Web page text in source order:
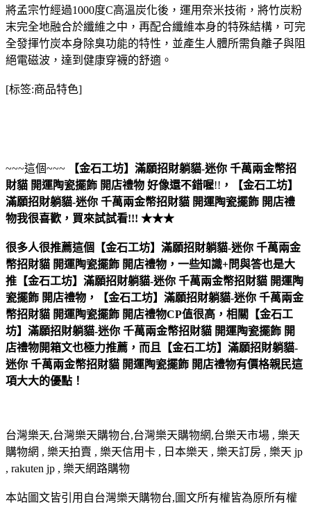
將孟宗竹經過1000度C高溫炭化後，運用奈米技術，將竹炭粉
末完全地融合於纖維之中，再配合纖維本身的特殊結構，可完
全發揮竹炭本身除臭功能的特性，並產生人體所需負離子與阻
絕電磁波，達到健康穿襪的舒適。
[标签:商品特色]
~~~這個~~~
【金石工坊】滿願招財躺貓-迷你 千萬兩金幣招
財貓 開運陶瓷擺飾 開店禮物 好像還不錯喔!! ，
【金石工坊】
滿願招財躺貓-迷你 千萬兩金幣招財貓 開運陶瓷擺飾 開店禮
物我很喜歡，買來試試看!!! ★★★
很多人很推薦這個【金石工坊】滿願招財躺貓-迷你 千萬兩金
幣招財貓 開運陶瓷擺飾 開店禮物，一些知識+問與答也是大
推【金石工坊】滿願招財躺貓-迷你 千萬兩金幣招財貓 開運陶
瓷擺飾 開店禮物，【金石工坊】滿願招財躺貓-迷你 千萬兩金
幣招財貓 開運陶瓷擺飾 開店禮物CP值很高，相關【金石工
坊】滿願招財躺貓-迷你 千萬兩金幣招財貓 開運陶瓷擺飾 開
店禮物開箱文也極力推薦，而且【金石工坊】滿願招財躺貓-
迷你 千萬兩金幣招財貓 開運陶瓷擺飾 開店禮物有價格親民這
項大大的優點！
台灣樂天,台灣樂天購物台,台灣樂天購物網,台樂天市場 , 樂天
購物網 , 樂天拍賣 , 樂天信用卡 , 日本樂天 , 樂天訂房 , 樂天 jp
, rakuten jp , 樂天網路購物
本站圖文皆引用自台灣樂天購物台,圖文所有權皆為原所有權